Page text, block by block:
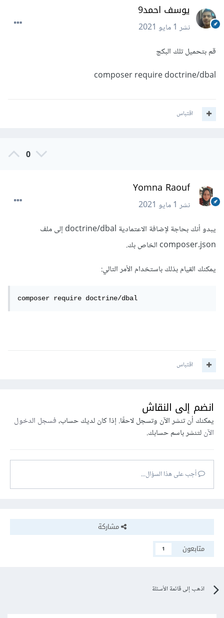
يوسف احمد9
نشر1 مايو 2021
قم بتحميل تلك البكج
composer require doctrine/dbal
اقتباس
0
Yomna Raouf
نشر1 مايو 2021
يبدو أنك بحاجة لإضافة الاعتمادية doctrine/dbal إلى ملف
composer.json الخاص بك.
يمكنك القيام بذلك باستخدام الأمر التالي:
composer require doctrine/dbal
اقتباس
انضم إلى النقاش
يمكنك أن تنشر الآن وتسجل لاحقًا. إذا كان لديك حساب،فسجل الدخول
الآنلتنشر باسم حسابك.
أجب على هذا السؤال...
مشاركة
متابعون
1
اذهب إلى قائمة الأسئلة